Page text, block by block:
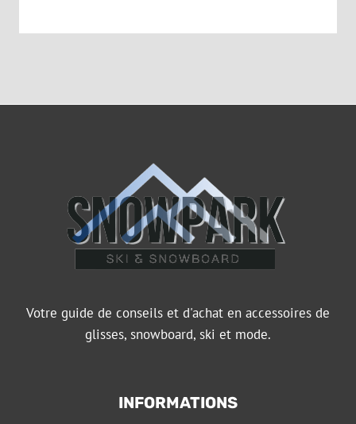
Votre guide de conseils et d'achat en accessoires de
glisses, snowboard, ski et mode.
INFORMATIONS